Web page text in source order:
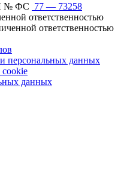
№ ФС 77 — 73258
ответственностью
ответственностью
персональных данных
cookie
данных